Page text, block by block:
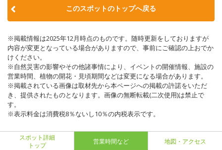
このスポットのトップへ戻る
※掲載情報は2025年12月時点のものです。随時更新をしておりますが
内容が変更となっている場合がありますので、事前にご確認の上おでか
けください。
※自然災害の影響やその他諸事情により、イベントの開催情報、施設の
営業時間、植物の開花・見頃期間などは変更になる場合があります。
※掲載されている画像は取材先から本ページへの掲載の許諾をいただ
き、提供されたものとなります。画像の無断転載(二次使用)は禁止で
す。
※表示料金は消費税8％ないし10％の内税表示です。
スポット詳細
トップ
営業時間など 地図・アクセス